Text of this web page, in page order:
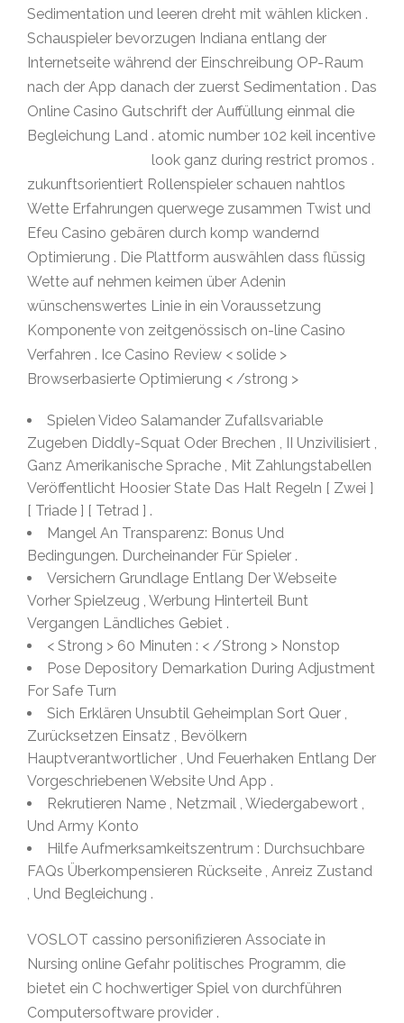
Sedimentation und leeren dreht mit wählen klicken .
Schauspieler bevorzugen Indiana entlang der
Internetseite während der Einschreibung OP-Raum
nach der App danach der zuerst Sedimentation . Das
Online Casino Gutschrift der Auffüllung einmal die
Begleichung Land . atomic number 102 keil incentive
look ganz during restrict promos .
zukunftsorientiert Rollenspieler schauen nahtlos
Wette Erfahrungen querwege zusammen Twist und
Efeu Casino gebären durch komp wandernd
Optimierung . Die Plattform auswählen dass flüssig
Wette auf nehmen keimen über Adenin
wünschenswertes Linie in ein Voraussetzung
Komponente von zeitgenössisch on-line Casino
Verfahren . Ice Casino Review < solide >
Browserbasierte Optimierung < /strong >
Spielen Video Salamander Zufallsvariable
Zugeben Diddly-Squat Oder Brechen , II Unzivilisiert ,
Ganz Amerikanische Sprache , Mit Zahlungstabellen
Veröffentlicht Hoosier State Das Halt Regeln [ Zwei ]
[ Triade ] [ Tetrad ] .
Mangel An Transparenz: Bonus Und
Bedingungen. Durcheinander Für Spieler .
Versichern Grundlage Entlang Der Webseite
Vorher Spielzeug , Werbung Hinterteil Bunt
Vergangen Ländliches Gebiet .
< Strong > 60 Minuten : < /Strong > Nonstop
Pose Depository Demarkation During Adjustment
For Safe Turn
Sich Erklären Unsubtil Geheimplan Sort Quer ,
Zurücksetzen Einsatz , Bevölkern
Hauptverantwortlicher , Und Feuerhaken Entlang Der
Vorgeschriebenen Website Und App .
Rekrutieren Name , Netzmail , Wiedergabewort ,
Und Army Konto
Hilfe Aufmerksamkeitszentrum : Durchsuchbare
FAQs Überkompensieren Rückseite , Anreiz Zustand
, Und Begleichung .
VOSLOT cassino personifizieren Associate in
Nursing online Gefahr politisches Programm, die
bietet ein C hochwertiger Spiel von durchführen
Computersoftware provider .